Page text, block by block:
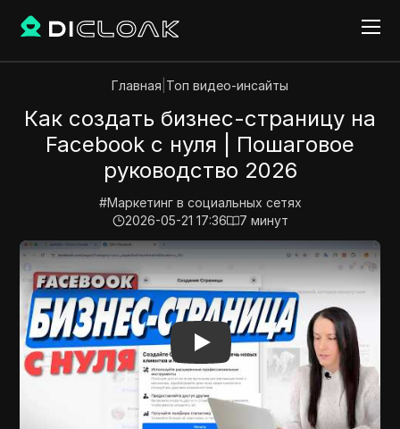
Главная Топ видео-инсайты
Как создать бизнес-страницу на
Facebook с нуля | Пошаговое
руководство 2026
#Маркетинг в социальных сетях
2026-05-21 17:36
7 минут
Play Video:Как создать бизнес-страницу на